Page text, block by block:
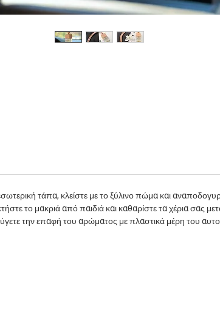
τάπα, κλείστε με το ξύλινο πώμα και
το μακριά από παιδιά και καθαρίστε τα χέρια σας
την επαφή του αρώματος με πλαστικά μέρη του